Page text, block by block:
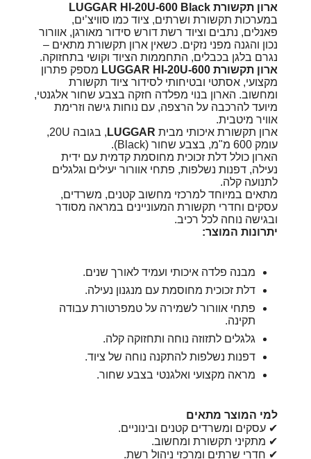
ארון תקשורת LUGGAR HI-20U-600 Black
במערכות תקשורת ושרתים, ציוד כמו סוויצ’ים,
פאנלים, נתבים וציוד רשת דורש סידור מאורגן, אוורור
נכון והגנה מפני נזקים. כשאין ארון תקשורת מתאים –
נגרם בלגן בכבלים, התחממות הציוד וקושי בתחזוקה.
ארון תקשורת LUGGAR HI-20U-600
מספק פתרון
מקצועי, אסתטי ובטיחותי לסידור ציוד תקשורת
ומחשוב. הארון בנוי מפלדה חזקה בצבע שחור אלגנטי,
מיועד להרכבה על הרצפה, עם נוחות גישה וזרימת
אוויר מיטבית.
ארון תקשורת איכותי מבית LUGGAR
, בגובה 20U,
עומק 600 מ"מ, בצבע שחור (Black).
הארון כולל דלת זכוכית מחוסמת קדמית עם ידית
נעילה, דפנות נשלפות, פתחי אוורור יעילים וגלגלים
לתנועה קלה.
מתאים במיוחד למרכזי מחשוב קטנים, משרדים,
עסקים וחדרי תקשורת המעוניינים במראה מסודר
ובגישה נוחה לכל רכיב.
יתרונות המוצר:
מבנה פלדה איכותי ועמיד לאורך שנים.
דלת זכוכית מחוסמת עם מנגנון נעילה.
פתחי אוורור לשמירה על טמפרטורת עבודה
תקינה.
גלגלים לתזוזה נוחה ותחזוקה קלה.
דפנות נשלפות להתקנה נוחה של ציוד.
מראה מקצועי ואלגנטי בצבע שחור.
למי המוצר מתאים
✔ עסקים ומשרדים קטנים ובינוניים.
✔ מתקיני תקשורת ומחשוב.
✔ חדרי שרתים ומרכזי ניהול רשת.